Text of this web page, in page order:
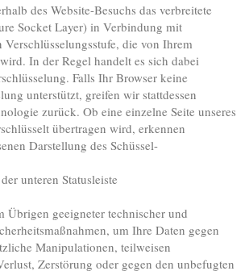
des Website-Besuchs das verbreitete
Socket Layer) in Verbindung mit
die von Ihrem
In der Regel handelt es sich dabei
Falls Ihr Browser keine
unterstützt, greifen wir stattdessen
zurück. Ob eine einzelne Seite unseres
übertragen wird, erkennen
Darstellung des Schüssel-
unteren Statusleiste
Übrigen geeigneter technischer und
um Ihre Daten gegen
Manipulationen, teilweisen
Zerstörung oder gegen den unbefugten